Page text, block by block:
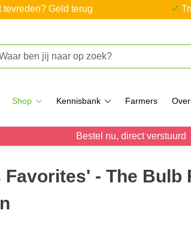
tevreden? Geld terug ✓
Shop Kennisbank Farmers
Bestel nu, direct verstuurd
- The Bulb